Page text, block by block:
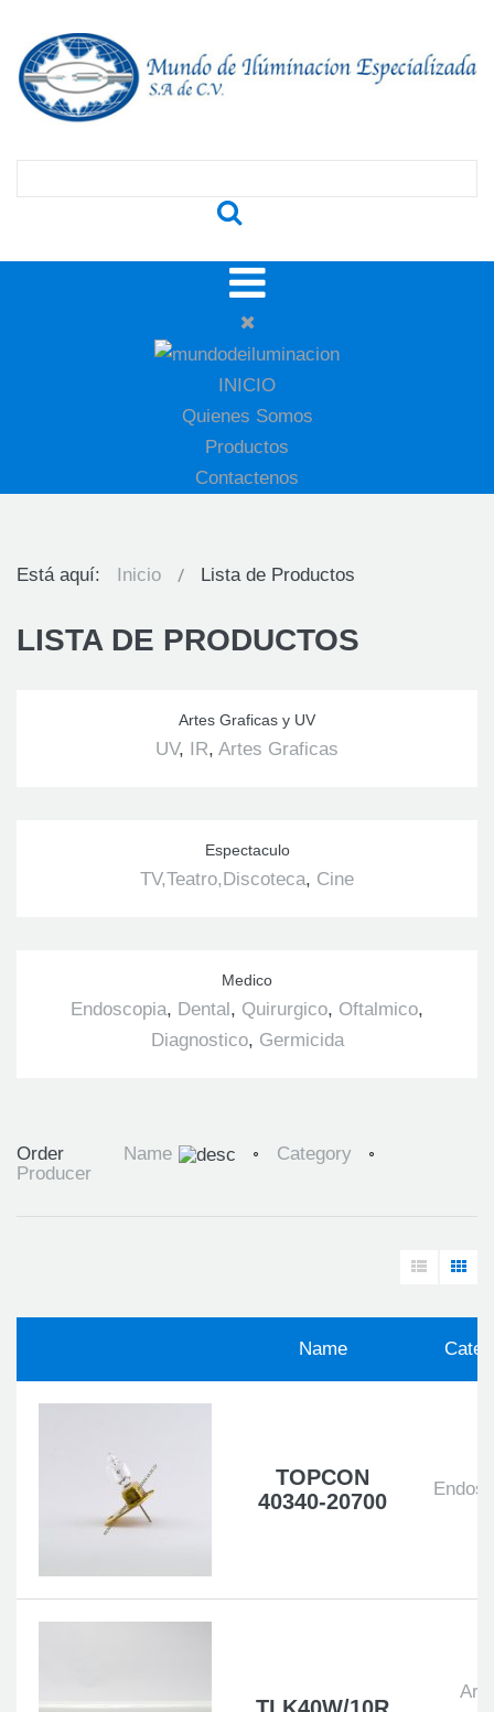
INICIO
Quienes Somos
Productos
Contactenos
Está aquí: Inicio Lista de Productos
LISTA DE PRODUCTOS
Artes Graficas y UV
UV, IR, Artes Graficas
Espectaculo
TV,Teatro,Discoteca, Cine
Medico
Endoscopia, Dental, Quirurgico, Oftalmico,
Diagnostico, Germicida
Order Name
Category
Producer
Name
TOPCON
40340-20700